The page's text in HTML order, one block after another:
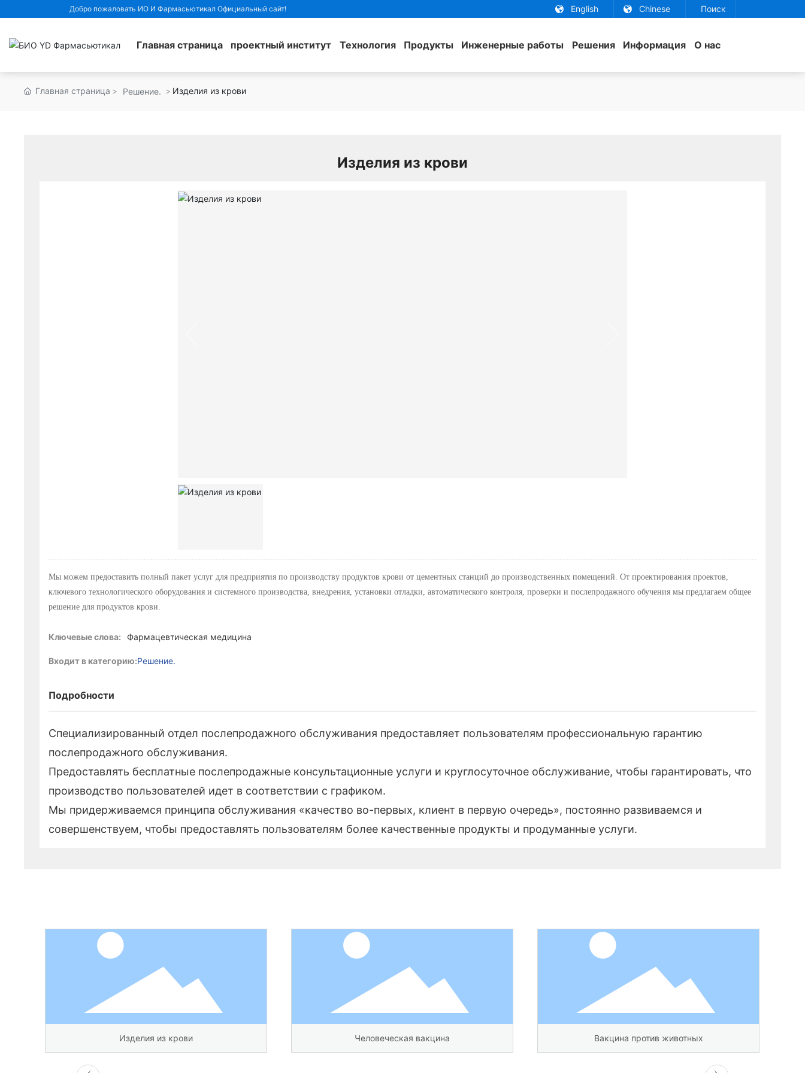
Добро пожаловать ИО И Фармасьютикал Официальный сайт! English Chinese Поиск
Главная страница проектный институт Технология Продукты Инженерные работы Решения Информация О нас
Главная страница Решение. Изделия из крови
Изделия из крови
Мы можем предоставить полный пакет услуг для предприятия по производству продуктов крови от цементных станций до производственных помещений. От проектирования проектов,
ключевого технологического оборудования и системного производства, внедрения, установки отладки, автоматического контроля, проверки и послепродажного обучения мы предлагаем общее
решение для продуктов крови.
Ключевые слова: Фармацевтическая медицина
Входит в категорию:Решение.
Подробности
Специализированный отдел послепродажного обслуживания предоставляет пользователям профессиональную гарантию
послепродажного обслуживания.
Предоставлять бесплатные послепродажные консультационные услуги и круглосуточное обслуживание, чтобы гарантировать, что
производство пользователей идет в соответствии с графиком.
Мы придерживаемся принципа обслуживания «качество во-первых, клиент в первую очередь», постоянно развиваемся и
совершенствуем, чтобы предоставлять пользователям более качественные продукты и продуманные услуги.
Человеческая вакцина Вакцина против животных Генетическая реорганизация.